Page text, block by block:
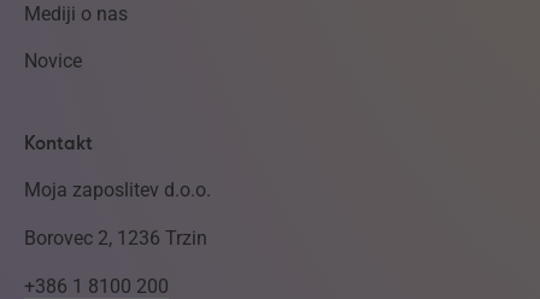
Mediji o nas
Novice
Kontakt
Moja zaposlitev d.o.o.
Borovec 2, 1236 Trzin
+386 1 8100 200